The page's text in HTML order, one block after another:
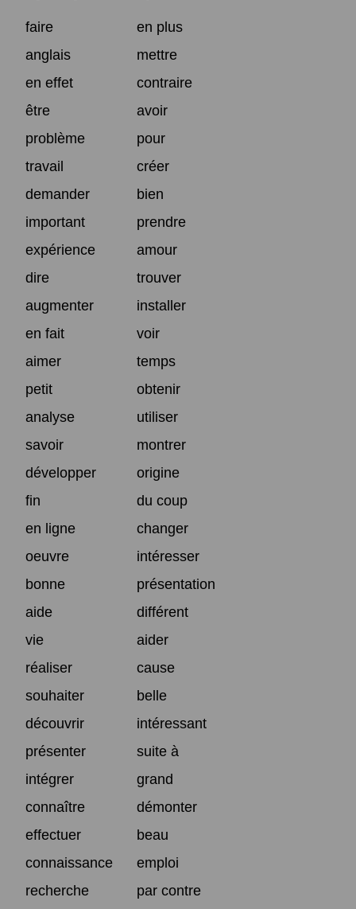
faire
en plus
anglais
mettre
en effet
contraire
être
avoir
problème
pour
travail
créer
demander
bien
important
prendre
expérience
amour
dire
trouver
augmenter
installer
en fait
voir
aimer
temps
petit
obtenir
analyse
utiliser
savoir
montrer
développer
origine
fin
du coup
en ligne
changer
oeuvre
intéresser
bonne
présentation
aide
différent
vie
aider
réaliser
cause
souhaiter
belle
découvrir
intéressant
présenter
suite à
intégrer
grand
connaître
démonter
effectuer
beau
connaissance
emploi
recherche
par contre